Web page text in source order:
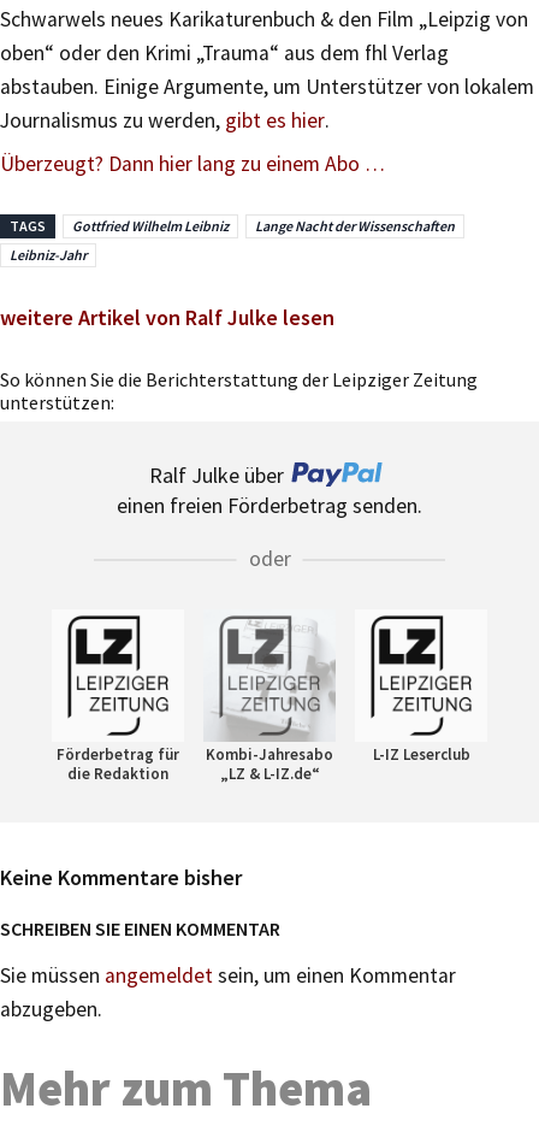
Schwarwels neues Karikaturenbuch & den Film „Leipzig von
oben“ oder den Krimi „Trauma“ aus dem fhl Verlag
abstauben. Einige Argumente, um Unterstützer von lokalem
Journalismus zu werden, gibt es hier.
Überzeugt? Dann hier lang zu einem Abo …
TAGS Gottfried Wilhelm Leibniz
Lange Nacht der Wissenschaften
Leibniz-Jahr
weitere Artikel von Ralf Julke lesen
So können Sie die Berichterstattung der Leipziger Zeitung
unterstützen:
Ralf Julke über
einen freien Förderbetrag senden.
oder
Förderbetrag für
die Redaktion
Kombi-Jahresabo
„LZ & L-IZ.de“
L-IZ Leserclub
Keine Kommentare bisher
SCHREIBEN SIE EINEN KOMMENTAR
Sie müssen angemeldetsein, um einen Kommentar
abzugeben.
Mehr zum Thema